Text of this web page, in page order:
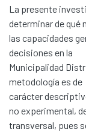
La presente
determinar de qué
las capacidades
decisiones en la
Municipalidad
metodología es de
carácter
no experimental,
transversal, pues